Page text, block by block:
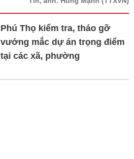
Phú Thọ kiểm tra, tháo gỡ
vướng mắc dự án trọng điểm
tại các xã, phường